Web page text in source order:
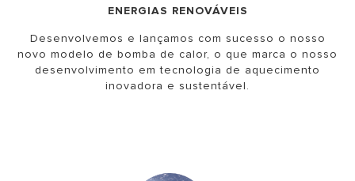
ENERGIAS RENOVÁVEIS
Desenvolvemos e lançamos com sucesso o nosso
novo modelo de bomba de calor, o que marca o nosso
desenvolvimento em tecnologia de aquecimento
inovadora e sustentável.